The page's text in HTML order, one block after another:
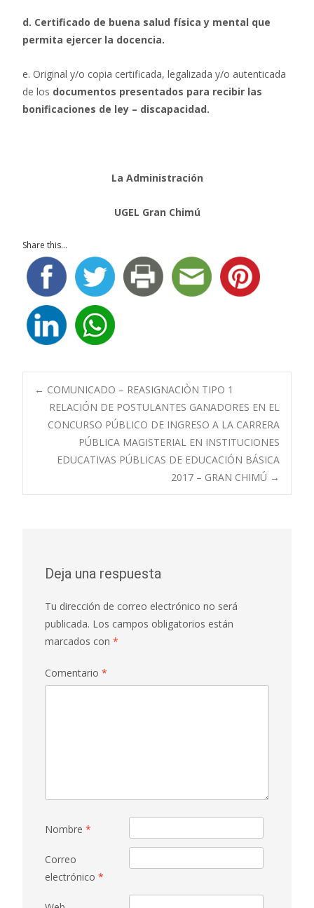
d. Certificado de buena salud física y mental que
permita ejercer la docencia.
e. Original y/o copia certificada, legalizada y/o autenticada
de los documentos presentados para recibir las
bonificaciones de ley – discapacidad.
La Administración
UGEL Gran Chimú
Share this...
Navegación
entradas
← COMUNICADO – REASIGNACIÒN TIPO 1
RELACIÓN DE POSTULANTES GANADORES EN EL
CONCURSO PÚBLICO DE INGRESO A LA CARRERA
PÚBLICA MAGISTERIAL EN INSTITUCIONES
EDUCATIVAS PÚBLICAS DE EDUCACIÓN BÁSICA
2017 – GRAN CHIMÚ →
Deja una respuesta
Tu dirección de correo electrónico no será
publicada. Los campos obligatorios están
marcados con *
Comentario *
Nombre *
Correo
electrónico *